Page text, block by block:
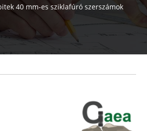
40 mm-es sziklafúró szerszámok